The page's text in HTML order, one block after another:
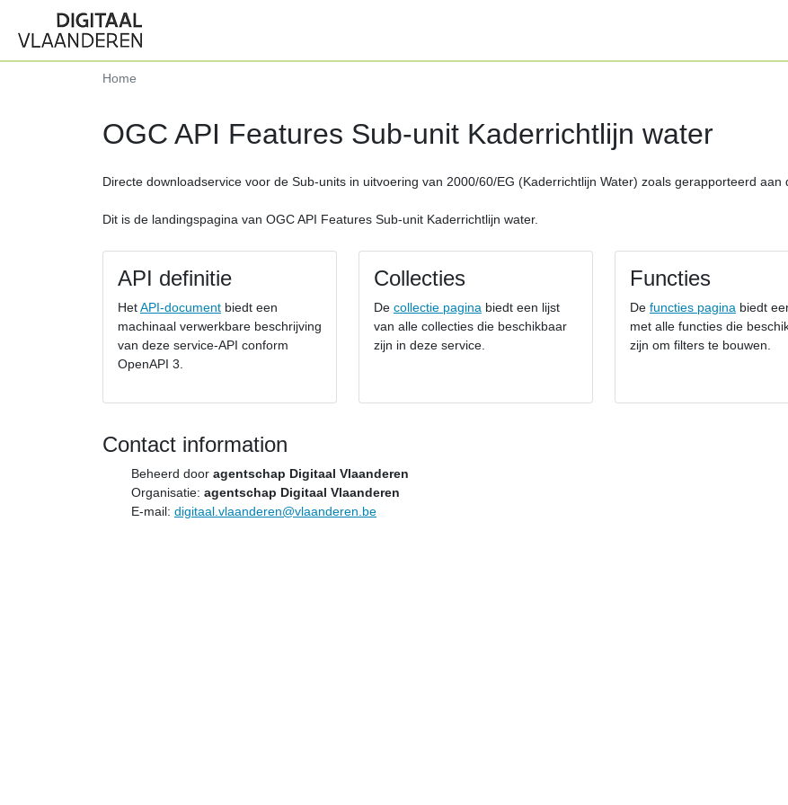
Home
OGC API Features Sub-unit Kaderrichtlijn water
Directe downloadservice voor de Sub-units in uitvoering van 2000/60/EG (Kaderrichtlijn Water) zoals gerapporteerd aan
Dit is de landingspagina van OGC API Features Sub-unit Kaderrichtlijn water.
API definitie
HetAPI-document biedt een
machinaal verwerkbare beschrijving
van deze service-API conform
OpenAPI 3.
Collecties
De collectie pagina biedt een lijst
van alle collecties die beschikbaar
zijn in deze service.
Functies
De functies pagina biedt
met alle functies die
zijn om filters te bouwen.
Contact information
Beheerd door agentschap Digitaal Vlaanderen
Organisatie: agentschap Digitaal Vlaanderen
E-mail: digitaal.vlaanderen@vlaanderen.be